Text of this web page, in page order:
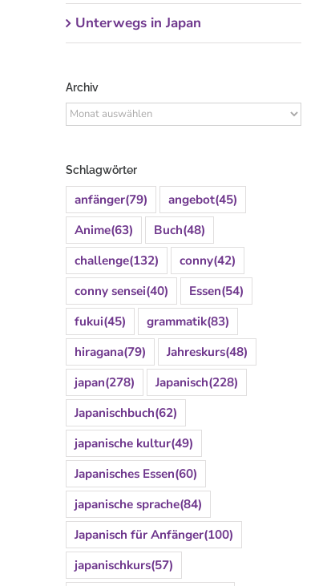
Unterwegs in Japan
Archiv
Archiv
Schlagwörter
anfänger(79) angebot(45)
Anime(63) Buch(48)
challenge(132) conny(42)
conny sensei(40) Essen(54)
fukui(45) grammatik(83)
hiragana(79) Jahreskurs(48)
japan(278) Japanisch(228)
Japanischbuch(62)
japanische kultur(49)
Japanisches Essen(60)
japanische sprache(84)
Japanisch für Anfänger(100)
japanischkurs(57)